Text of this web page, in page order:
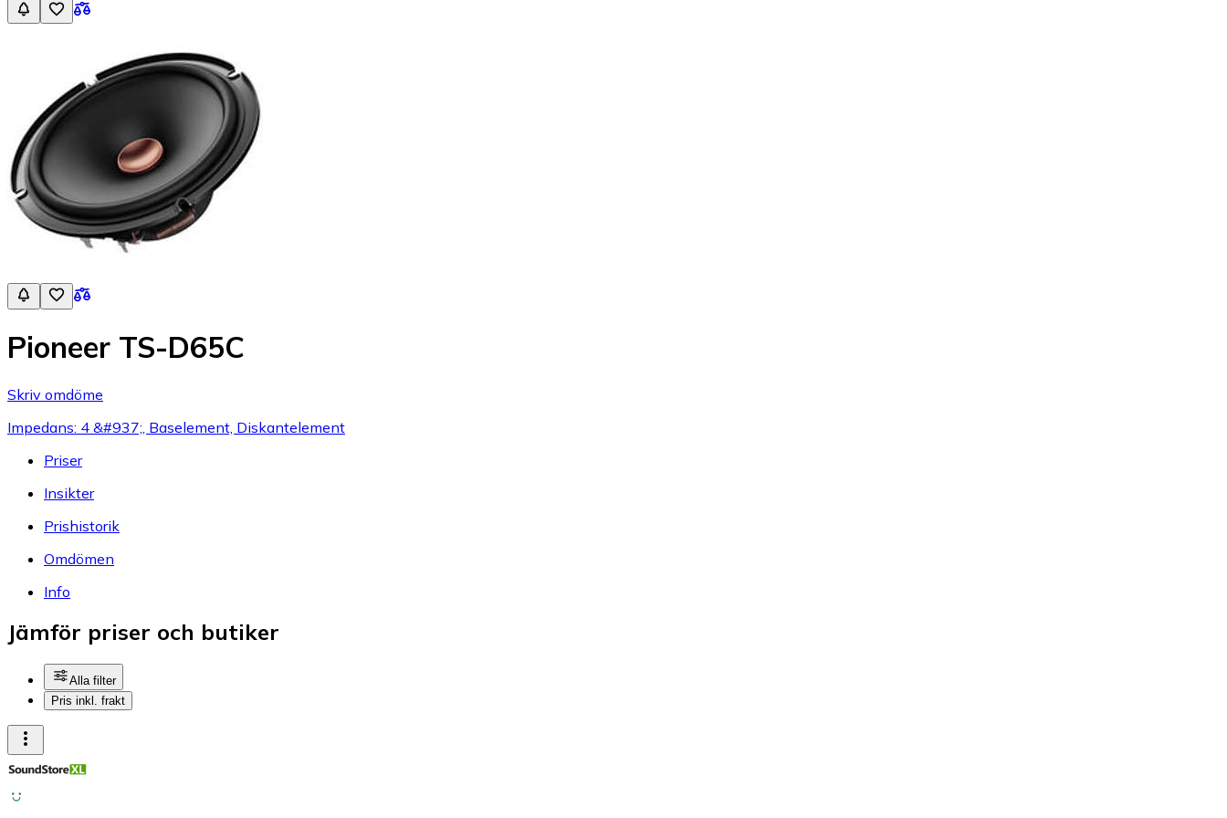
Pioneer TS-D65C
Skriv omdöme
Impedans: 4 &#937;, Baselement, Diskantelement
Priser
Insikter
Prishistorik
Omdömen
Info
Jämför priser och butiker
Alla filter
Pris inkl. frakt